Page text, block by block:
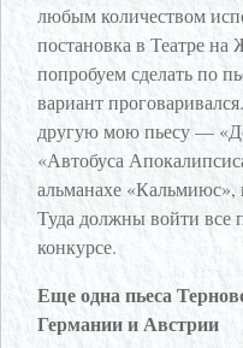
любым количеством
постановка в Театре
попробуем сделать по
вариант
другую мою пьесу —
«Автобуса
альманахе «Кальмиюс»,
Туда должны войти все
конкурсе.
Еще одна пьеса
Германии и Австрии